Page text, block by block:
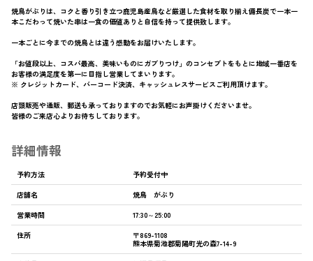
焼鳥がぶりは、コクと香り引き立つ鹿児島産鳥など厳選した食材を取り揃え備長炭で一本一
本こだわって焼いた串は一食の価値ありと自信を持って提供致します。
一本ごとに今までの焼鳥とは違う感動をお届けいたします。
「お値段以上、コスパ最高、美味いものにガブりつけ」のコンセプトをもとに地域一番店を
お客様の満足度を第一に目指し営業してまいります。
※ クレジットカード、バーコード決済、キャッシュレスサービスご利用頂けます。
店頭販売や通販、郵送も承っておりますのでお気軽にお声掛けくださいませ。
皆様のご来店心よりお待ちしております。
詳細情報
予約方法
予約受付中
店舗名
焼鳥 がぶり
営業時間
17:30～25:00
住所
〒869-1108
熊本県菊池郡菊陽町光の森7-14-9